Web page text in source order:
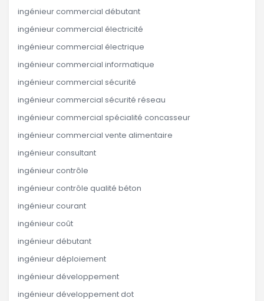
ingénieur commercial débutant
ingénieur commercial électricité
ingénieur commercial électrique
ingénieur commercial informatique
ingénieur commercial sécurité
ingénieur commercial sécurité réseau
ingénieur commercial spécialité concasseur
ingénieur commercial vente alimentaire
ingénieur consultant
ingénieur contrôle
ingénieur contrôle qualité béton
ingénieur courant
ingénieur coût
ingénieur débutant
ingénieur déploiement
ingénieur développement
ingénieur développement dot